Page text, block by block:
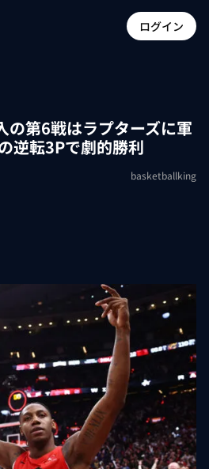
ログイン
の第6戦はラプターズに軍
逆転3Pで劇的勝利
basketballking